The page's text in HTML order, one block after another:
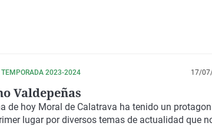
2023-2024 17/
Valdepeñas
de hoy Moral de Calatrava ha tenido un
lugar por diversos temas de actualidad que